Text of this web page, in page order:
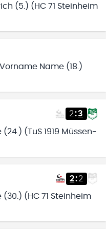
(5.) (HC 71 Steinheim
Name (18.)
2:3
(TuS 1919 Müssen-
2:2
(HC 71 Steinheim